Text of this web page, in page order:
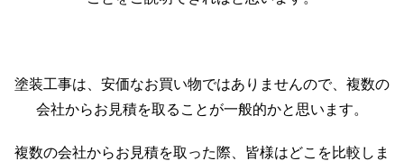
塗装工事は、安価なお買い物ではありませんので、複数の
会社からお見積を取ることが一般的かと思います。
複数の会社からお見積を取った際、皆様はどこを比較しま